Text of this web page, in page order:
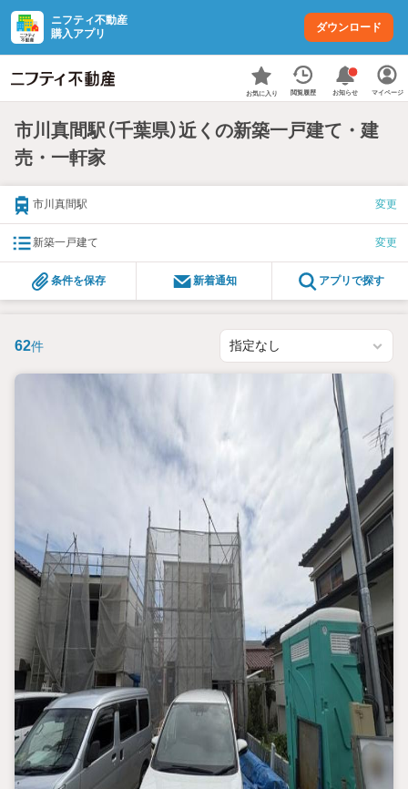
ニフティ不動産
購入アプリ
ダウンロード
お気に入り 閲覧履歴 お知らせ マイページ
市川真間駅（千葉県）近くの新築一戸建て・建
売・一軒家
市川真間駅 変更
新築一戸建て 変更
条件を保存 新着通知 アプリで探す
62件